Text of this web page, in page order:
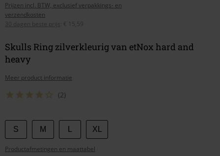
Prijzen incl. BTW, exclusief verpakkings- en
verzendkosten
30 dagen beste prijs
€ 15,59
Skulls Ring zilverkleurig van etNox hard and
heavy
Meer product informatie
(2)
Kies
je
maat
S M XL
Productafmetingen en maattabel